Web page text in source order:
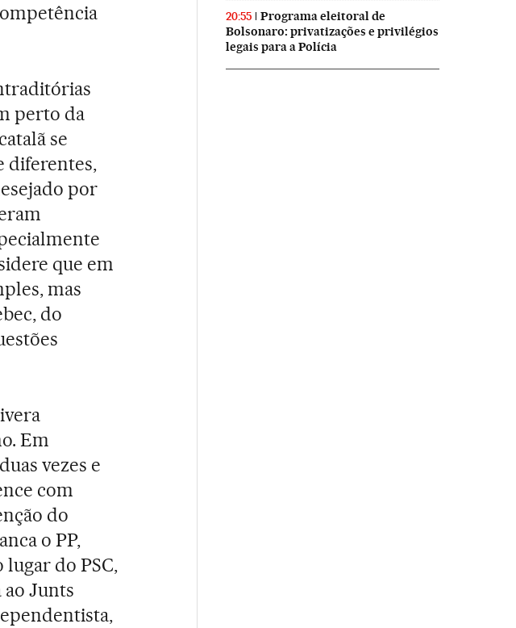
perto da
se
diferentes,
por
que em
mas
do
Em
vezes e
com
do
o PP,
do PSC,
ao Junts
20:55
Programa eleitoral de
Bolsonaro: privatizações e privilégios
legais para a Polícia